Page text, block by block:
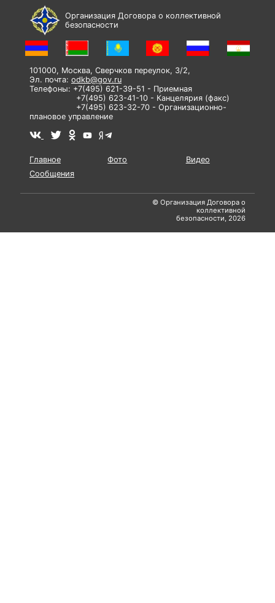
Организация Договора о коллективной
безопасности
101000, Москва, Сверчков переулок, 3/2,
Эл. почта: odkb@gov.ru
Телефоны: +7(495) 621-39-51 - Приемная
+7(495) 623-41-10 - Канцелярия (факс)
+7(495) 623-32-70 - Организационно-
плановое управление
Главное
Сообщения
Фото Видео
© Организация Договора о
коллективной
безопасности, 2026